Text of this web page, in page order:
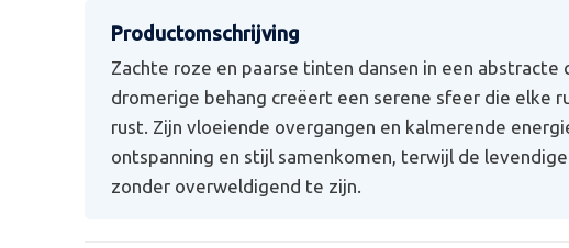
Zachte roze en paarse tinten dansen in een
dromerige behang creëert een serene sfeer die elke
rust. Zijn vloeiende overgangen en kalmerende
ontspanning en stijl samenkomen, terwijl de
zonder overweldigend te zijn.